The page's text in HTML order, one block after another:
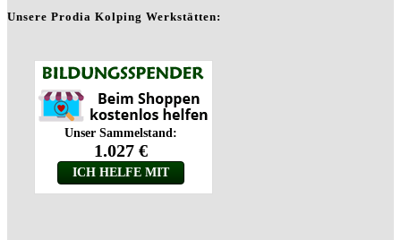
Unsere Prodia Kolping Werkstätten: